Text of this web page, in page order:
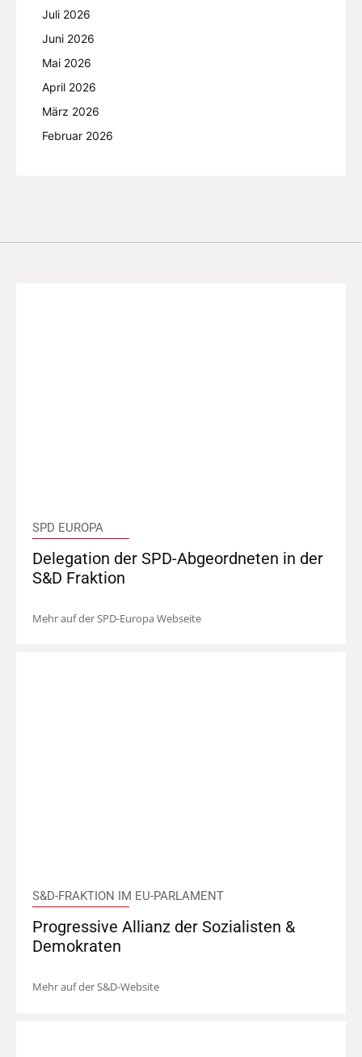
Juli 2026
Juni 2026
Mai 2026
April 2026
März 2026
Februar 2026
SPD EUROPA
Delegation der SPD-Abgeordneten in der
S&D Fraktion
Mehr auf der SPD-Europa Webseite
S&D-FRAKTION IM EU-PARLAMENT
Progressive Allianz der Sozialisten &
Demokraten
Mehr auf der S&D-Website